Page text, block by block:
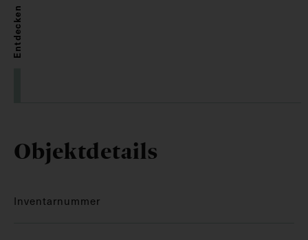
Entdecken
Objektdetails
Inventarnummer